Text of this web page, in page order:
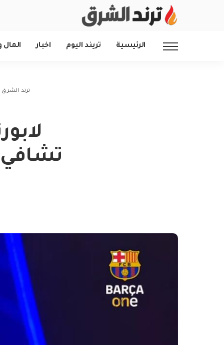
الرئيسية تريند اليوم اخبار المال
ترند الشرق